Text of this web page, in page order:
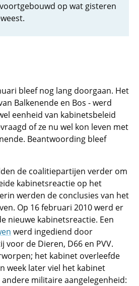
op wat gisteren
bleef nog lang doorgaan. Het
Balkenende en Bos - werd
eenheid van kabinetsbeleid
of ze nu wel kon leven met
Beantwoording bleef
de coalitiepartijen verder om
kabinetsreactie op het
werden de conclusies van het
Op 16 februari 2010 werd er
nieuwe kabinetsreactie. Een
werd ingediend door
voor de Dieren, D66 en PVV.
het kabinet overleefde
week later viel het kabinet
militaire aangelegenheid: